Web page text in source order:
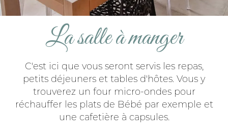
La salle à manger
C'est ici que vous seront servis les repas,
petits déjeuners et tables d'hôtes. Vous y
trouverez un four micro-ondes pour
réchauffer les plats de Bébé par exemple et
une cafetière à capsules.